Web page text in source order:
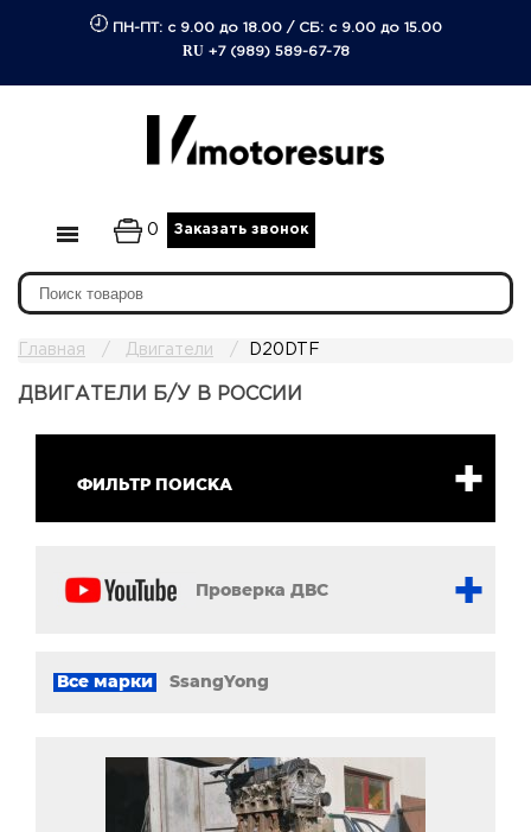
ПН-ПТ: с 9.00 до 18.00/ СБ: с 9.00 до 15.00
RU +7 (989) 589-67-78
0 Заказать звонок
Главная Двигатели D20DTF
ДВИГАТЕЛИ Б/У В РОССИИ
ФИЛЬТР ПОИСКА
Проверка ДВС
Все марки SsangYong